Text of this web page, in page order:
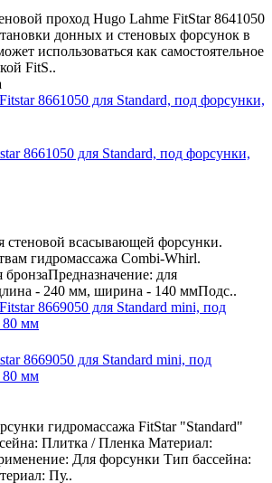
проход Hugo Lahme FitStar 8641050
донных и стеновых форсунок в
использоваться как самостоятельное
FitS..
8661050 для Standard, под форсунки,
стеновой всасывающей форсунки.
гидромассажа Combi-Whirl.
для
- 240 мм, ширина - 140 ммПодс..
8669050 для Standard mini, под
80 мм
гидромассажа FitStar "Standard"
Плитка / Пленка Материал:
Для форсунки Тип бассейна:
Пу..